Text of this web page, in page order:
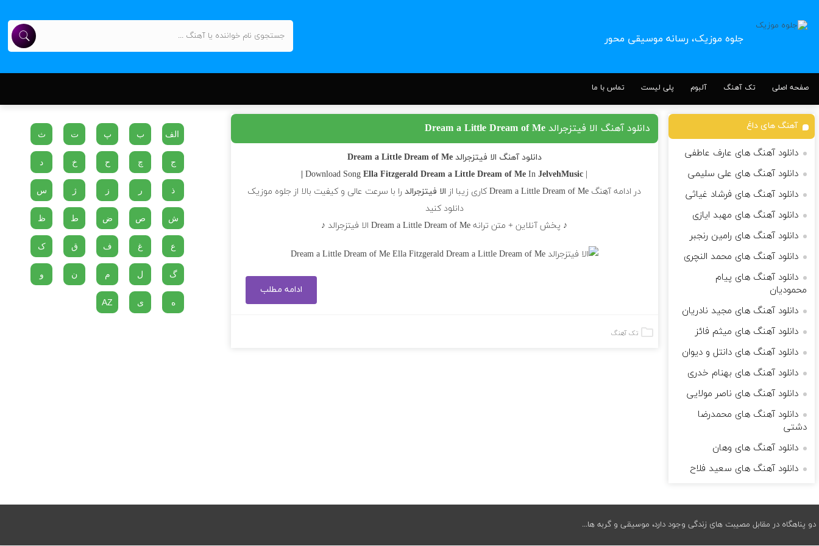
جلوه موزیک، رسانه موسیقی محور
صفحه اصلی تک آهنگ آلبوم پلی لیست تماس با ما
دانلود آهنگ الا فیتزجرالد Dream a Little Dream of Me
دانلود آهنگ الا فیتزجرالد Dream a Little Dream of Me
| Download Song
Ella Fitzgerald Dream a Little Dream of Me InJelvehMusic |
در ادامه آهنگ Dream a Little Dream of Me کاری زیبا از
الا فیتزجرالدرا با سرعت عالی و کیفیت بالا از جلوه موزیک
دانلود کنید
♪ پخش آنلاین + متن ترانه Dream a Little Dream of Me الا فیتزجرالد ♪
ادامه مطلب
تک آهنگ
آهنگ های داغ
دانلود آهنگ های عارف عاطفی
دانلود آهنگ های علی سلیمی
دانلود آهنگ های فرشاد غیاثی
دانلود آهنگ های مهبد ایازی
دانلود آهنگ های رامین رنجبر
دانلود آهنگ های محمد النچری
دانلود آهنگ های پیام
محمودیان
دانلود آهنگ های مجید نادریان
دانلود آهنگ های میثم فائز
دانلود آهنگ های دانتل و دیوان
دانلود آهنگ های بهنام خدری
دانلود آهنگ های ناصر مولایی
دانلود آهنگ های محمدرضا
دشتی
دانلود آهنگ های وهان
دانلود آهنگ های سعید فلاح
الف ب پ ت ث
ج چ ح خ د
ذ ر ز ژ س
ش ص ض ط ظ
ع غ ف ق ک
گ ل م ن و
ه ی AZ
دو پناهگاه در مقابل مصیبت های زندگی وجود دارد، موسیقی و گربه ها...